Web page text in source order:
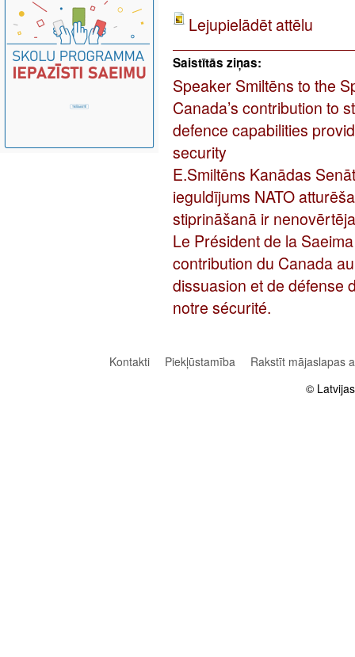
Lejupielādēt attēlu
Saistītās ziņas:
Speaker Smiltēns to the
Canada’s contribution to
defence capabilities
security
E.Smiltēns Kanādas
ieguldījums NATO
stiprināšanā ir
Le Président de la
contribution du Canada
dissuasion et de défense
notre sécurité.
Kontakti Piekļūstamība
Rakstīt mājaslapas
©